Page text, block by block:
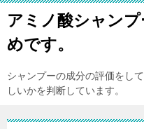
アミノ酸シャン
めです。
シャンプーの成分の評価をし
しいかを判断しています。